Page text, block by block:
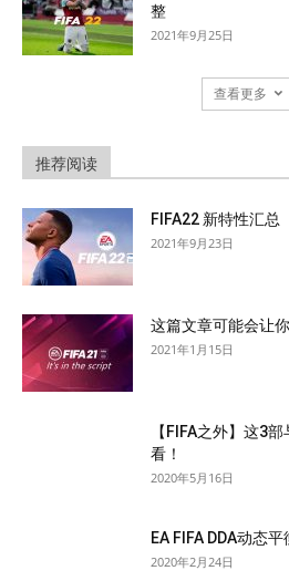
整
2021年9月25日
查看更多
推荐阅读
FIFA22 新特性汇总
2021年9月23日
这篇文章可能会让
2021年1月15日
【FIFA之外】这3
看！
2020年5月16日
EA FIFA DDA动态
2020年2月24日